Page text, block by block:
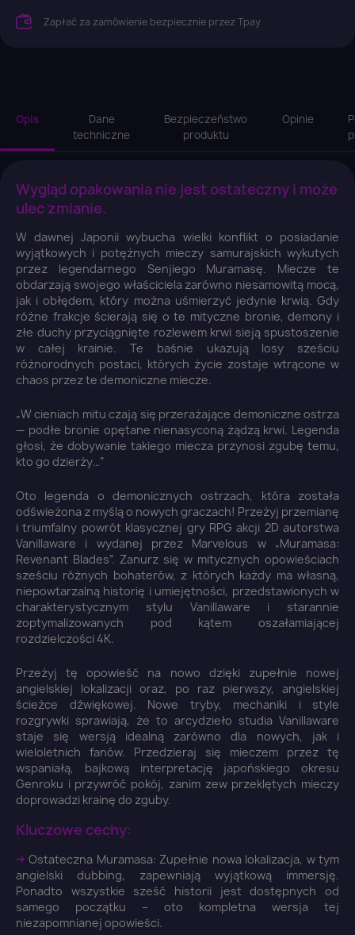
Zapłać za zamówienie bezpiecznie przez Tpay
Opis
Dane
techniczne
Bezpieczeństwo
produktu
Opinie
Wygląd opakowania nie jest ostateczny i może
ulec zmianie.
W dawnej Japonii wybucha wielki konflikt o posiadanie
wyjątkowych i potężnych mieczy samurajskich wykutych
przez legendarnego Senjiego Muramasę. Miecze te
obdarzają swojego właściciela zarówno niesamowitą mocą,
jak i obłędem, który można uśmierzyć jedynie krwią. Gdy
różne frakcje ścierają się o te mityczne bronie, demony i
złe duchy przyciągnięte rozlewem krwi sieją spustoszenie
w całej krainie. Te baśnie ukazują losy sześciu
różnorodnych postaci, których życie zostaje wtrącone w
chaos przez te demoniczne miecze.
„W cieniach mitu czają się przerażające demoniczne ostrza
— podłe bronie opętane nienasyconą żądzą krwi. Legenda
głosi, że dobywanie takiego miecza przynosi zgubę temu,
kto go dzierży…”
Oto legenda o demonicznych ostrzach, która została
odświeżona z myślą o nowych graczach! Przeżyj przemianę
i triumfalny powrót klasycznej gry RPG akcji 2D autorstwa
Vanillaware i wydanej przez Marvelous w „Muramasa:
Revenant Blades”. Zanurz się w mitycznych opowieściach
sześciu różnych bohaterów, z których każdy ma własną,
niepowtarzalną historię i umiejętności, przedstawionych w
charakterystycznym stylu Vanillaware i starannie
zoptymalizowanych pod kątem oszałamiającej
rozdzielczości 4K.
Przeżyj tę opowieść na nowo dzięki zupełnie nowej
angielskiej lokalizacji oraz, po raz pierwszy, angielskiej
ścieżce dźwiękowej. Nowe tryby, mechaniki i style
rozgrywki sprawiają, że to arcydzieło studia Vanillaware
staje się wersją idealną zarówno dla nowych, jak i
wieloletnich fanów. Przedzieraj się mieczem przez tę
wspaniałą, bajkową interpretację japońskiego okresu
Genroku i przywróć pokój, zanim zew przeklętych mieczy
doprowadzi krainę do zguby.
Kluczowe cechy:
➜ Ostateczna Muramasa: Zupełnie nowa lokalizacja, w tym
angielski dubbing, zapewniają wyjątkową immersję.
Ponadto wszystkie sześć historii jest dostępnych od
samego początku – oto kompletna wersja tej
niezapomnianej opowieści.